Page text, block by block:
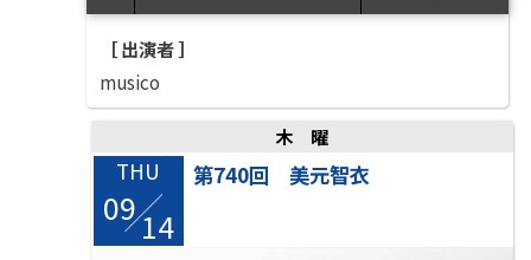
［ 出演者 ］
musico
木曜
THU
0914
第740回 美元智衣